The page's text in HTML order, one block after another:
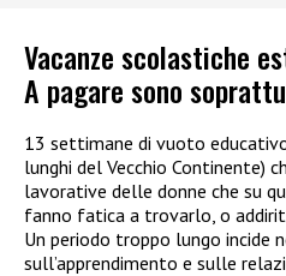
Vacanze scolastiche
A pagare sono
13 settimane di vuoto
lunghi del Vecchio Continente)
lavorative delle donne che su
fanno fatica a trovarlo, o
Un periodo troppo lungo incide
sull’apprendimento e sulle